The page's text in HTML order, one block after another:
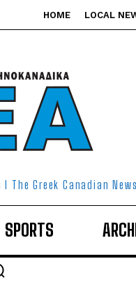
HOME LOCAL
The Greek Canadian
SPORTS